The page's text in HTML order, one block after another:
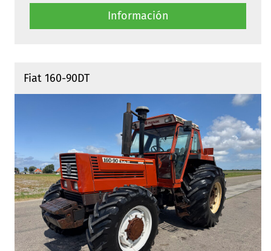
Información
Fiat 160-90DT